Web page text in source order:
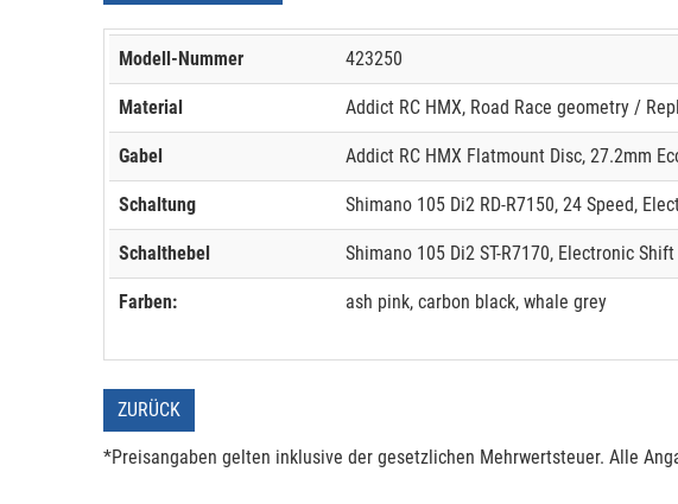
Modell-Nummer 423250
Material Addict RC HMX, Road Race geometry /
Gabel Addict RC HMX Flatmount Disc, 27.2mm
Schaltung Shimano 105 Di2 RD-R7150, 24 Speed,
Schalthebel Shimano 105 Di2 ST-R7170, Electronic
Farben: ash pink, carbon black, whale grey
ZURÜCK
*Preisangaben gelten inklusive der gesetzlichen Mehrwertsteuer. Alle